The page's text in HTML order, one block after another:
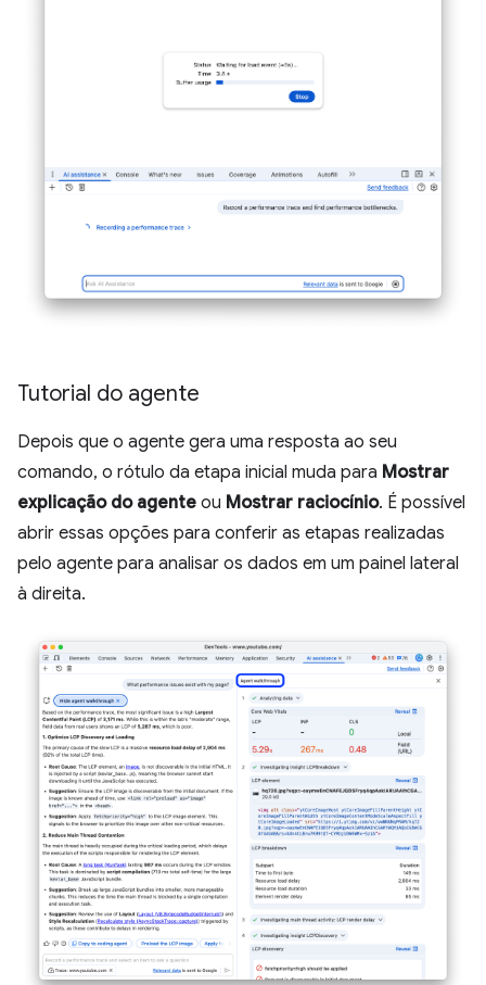
Tutorial do agente
Depois que o agente gera uma resposta ao seu
comando, o rótulo da etapa inicial muda para Mostrar
explicação do agente ou Mostrar raciocínio. É possível
abrir essas opções para conferir as etapas realizadas
pelo agente para analisar os dados em um painel lateral
à direita.